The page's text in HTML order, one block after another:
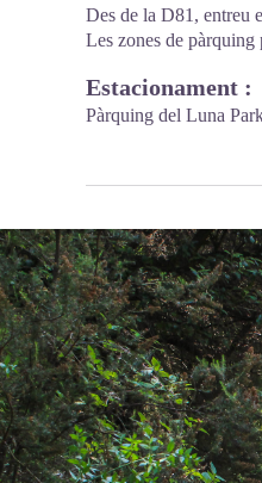
Des de la D81, entreu
Les zones de pàrquing
Estacionament :
Pàrquing del Luna